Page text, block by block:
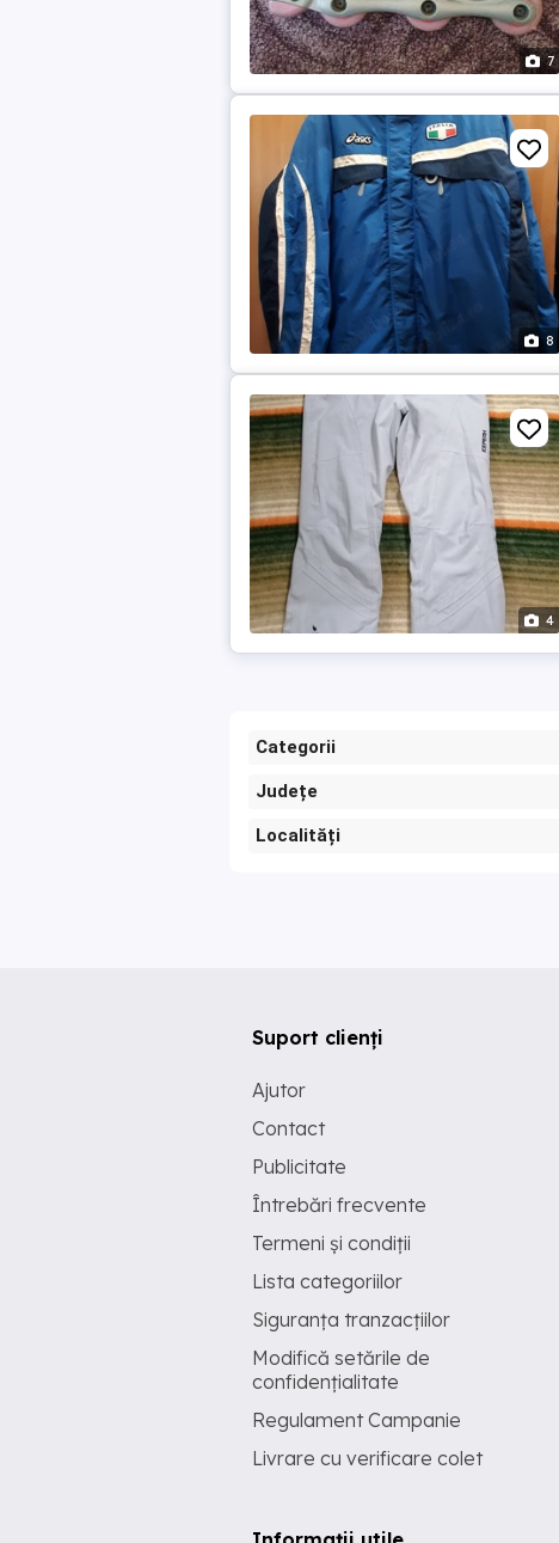
7
8
4
Categorii
Județe
Localități
Suport clienți
Ajutor
Contact
Publicitate
Întrebări frecvente
Termeni și condiții
Lista categoriilor
Siguranța tranzacțiilor
Modifică setările de
confidențialitate
Regulament Campanie
Livrare cu verificare colet